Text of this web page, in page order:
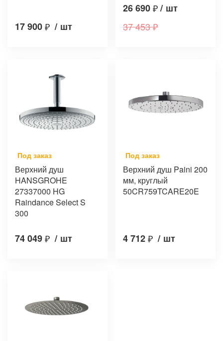
17 900₽ / шт
26 690₽/ шт
37 453₽
Под заказ
Верхний душ
HANSGROHE
27337000 HG
Raindance Select S
300
74 049₽ / шт
Под заказ
Верхний душ Paini 200
мм, круглый
50CR759TCARE20E
4 712₽ / шт